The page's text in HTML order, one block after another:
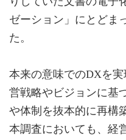
ゼーション」にとどま
た。
本来の意味でのDXを
営戦略やビジョンに基
や体制を抜本的に再構
本調査においても、経